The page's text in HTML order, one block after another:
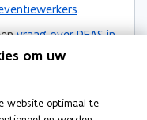
.
vraag over PFAS in
om uw
website optimaal te